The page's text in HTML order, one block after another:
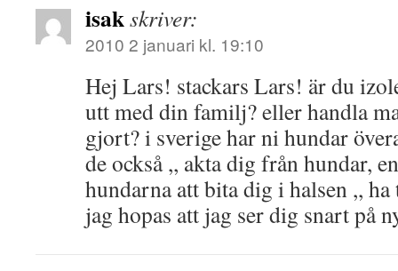
isakskriver:
2010 2 januari kl. 19:10
Hej Lars! stackars Lars! är du
utt med din familj? eller handla
gjort? i sverige har ni hundar
de också ,, akta dig från hundar,
hundarna att bita dig i halsen ,,
jag hopas att jag ser dig snart på